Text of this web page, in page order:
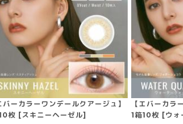
バーカラーワンデールクアージュ】
枚 [スキニーヘーゼル]
【エバーカラ
1箱10枚 [ウォ